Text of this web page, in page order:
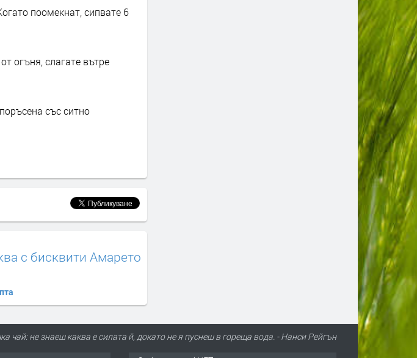
поомекнат, сипвате 6
огъня, слагате вътре
със ситно
с бисквити Амарето
чай: не знаеш каква е силата й, докато не я пуснеш в гореща вода. - Нанси Рейгън